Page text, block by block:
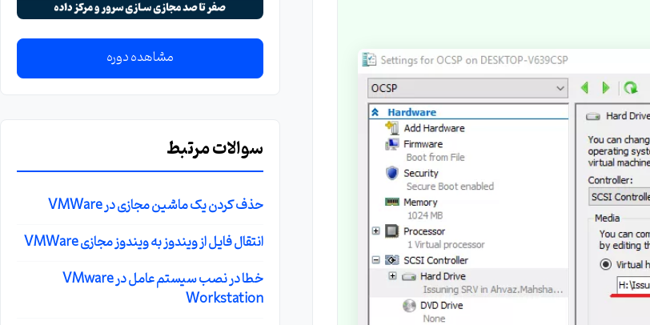
مشاهده دوره
سوالات مرتبط
حذف کردن یک ماشین مجازی در VMWare
انتقال فایل از ویندوز به ویندوز مجازی VMWare
خطا در نصب سیستم عامل در VMware
Workstation